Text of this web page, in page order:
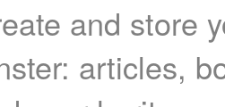
and store
articles,